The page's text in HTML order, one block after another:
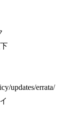
updates/errata/